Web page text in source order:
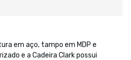
em aço, tampo em MDP e
e a Cadeira Clark possui